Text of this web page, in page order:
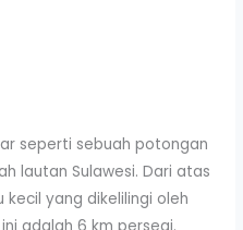
seperti sebuah potongan
lautan Sulawesi. Dari atas
yang dikelilingi oleh
adalah 6 km persegi.